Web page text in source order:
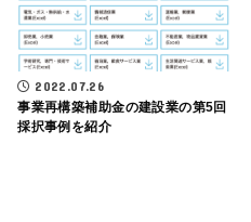
2022.07.26
事業再構築補助金の建設業の第5回
採択事例を紹介